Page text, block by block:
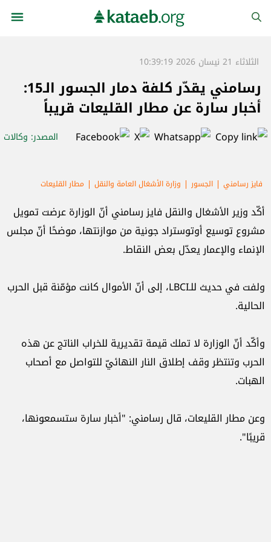
الثلاثاء 21 نيسان 2026 10:39:19
رسامني يقدّر كلفة دمار الجسور الـ15:
أخبار سارة عن مطار القليعات قريباً
المصدر: وكالات
فايز رسامني الجسور وزارة الأشغال العامة والنقل
مطار القليعات
أكّد وزير الأشغال والنقل فايز رسامني أنّ الوزارة عرضت تمويل
مشروع توسيع أوتوستراد جونية من موازنتها، موضحًا أنّ مجلس
الإنماء والإعمار يعدّل بعض النقاط.
ولفت في حديث للـLBCI، إلى أنّ الأموال كانت مؤمّنة قبل الحرب
الحالية.
وأكّد أنّ الوزارة لا تملك قيمة تقديرية للخراب الناتج عن هذه
الحرب وتنتظر وقف إطلاق النار النهائيّ للتواصل مع أصحاب
الهبات.
وعن مطار القليعات، قال رسامني: "أخبار سارة ستسمعونها،
قريبًا".